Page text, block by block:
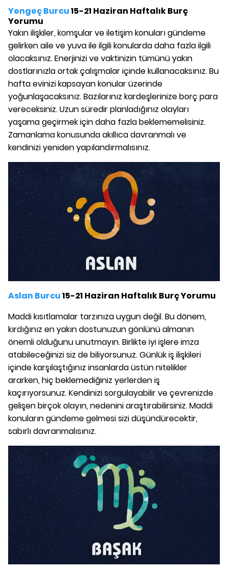
Yengeç Burcu15-21 Haziran Haftalık Burç
Yorumu
Yakın ilişkiler, komşular ve iletişim konuları gündeme
gelirken aile ve yuva ile ilgili konularda daha fazla ilgili
olacaksınız. Enerjinizi ve vaktinizin tümünü yakın
dostlarınızla ortak çalışmalar içinde kullanacaksınız. Bu
hafta evinizi kapsayan konular üzerinde
yoğunlaşacaksınız. Bazılarınız kardeşlerinize borç para
vereceksiniz. Uzun süredir planladığınız olayları
yaşama geçirmek için daha fazla beklememelisiniz.
Zamanlama konusunda akıllıca davranmalı ve
kendinizi yeniden yapılandırmalısınız.
Aslan Burcu15-21 Haziran Haftalık Burç Yorumu
Maddi kısıtlamalar tarzınıza uygun değil. Bu dönem,
kırdığınız en yakın dostunuzun gönlünü almanın
önemli olduğunu unutmayın. Birlikte iyi işlere imza
atabileceğinizi siz de biliyorsunuz. Günlük iş ilişkileri
içinde karşılaştığınız insanlarda üstün nitelikler
ararken, hiç beklemediğiniz yerlerden iş
kaçırıyorsunuz. Kendinizi sorgulayabilir ve çevrenizde
gelişen birçok olayın, nedenini araştırabilirsiniz. Maddi
konuların gündeme gelmesi sizi düşündürecektir,
sabırlı davranmalısınız.